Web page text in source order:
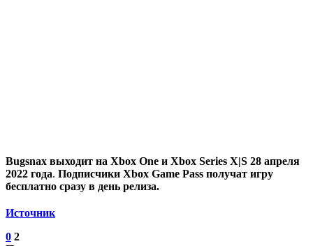
Bugsnax выходит на Xbox One и Xbox Series X|S 28 апреля
2022 года. Подписчики Xbox Game Pass получат игру
бесплатно сразу в день релиза.
Источник
0 2